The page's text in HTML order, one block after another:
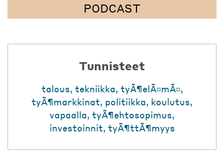
PODCAST
Tunnisteet
talous, tekniikka, tyÃ¶elÃ¤mÃ¤,
tyÃ¶markkinat, politiikka, koulutus,
vapaalla, tyÃ¶ehtosopimus,
investoinnit, tyÃ¶ttÃ¶myys